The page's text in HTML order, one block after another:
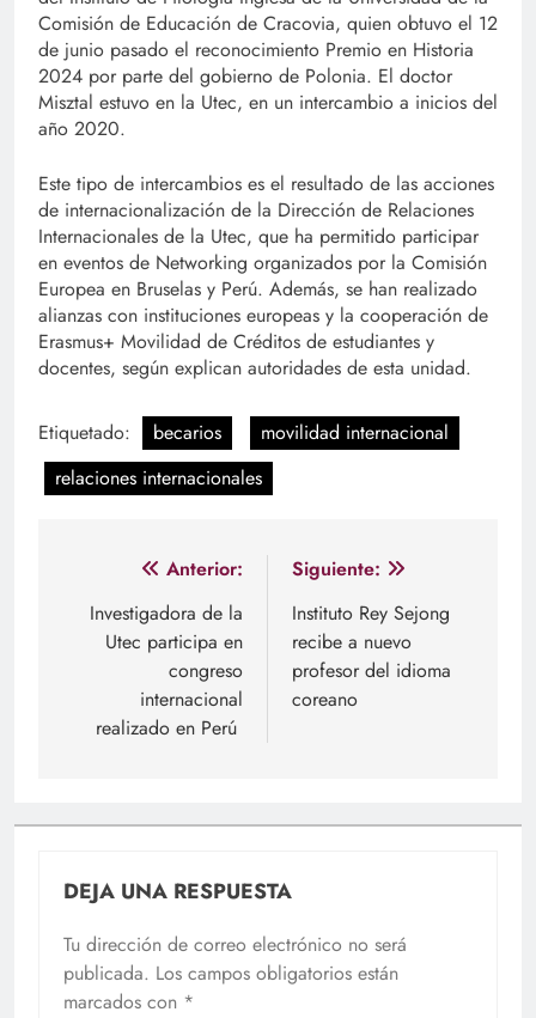
Comisión de Educación de Cracovia, quien obtuvo el 12
de junio pasado el reconocimiento Premio en Historia
2024 por parte del gobierno de Polonia. El doctor
Misztal estuvo en la Utec, en un intercambio a inicios del
año 2020.
Este tipo de intercambios es el resultado de las acciones
de internacionalización de la Dirección de Relaciones
Internacionales de la Utec, que ha permitido participar
en eventos de Networking organizados por la Comisión
Europea en Bruselas y Perú. Además, se han realizado
alianzas con instituciones europeas y la cooperación de
Erasmus+ Movilidad de Créditos de estudiantes y
docentes, según explican autoridades de esta unidad.
Etiquetado: becarios
movilidad internacional
relaciones internacionales
Navegación
de
entradas
Anterior:
Investigadora de la
Utec participa en
congreso
internacional
realizado en Perú
Siguiente:
Instituto Rey Sejong
recibe a nuevo
profesor del idioma
coreano
DEJA UNA RESPUESTA
Tu dirección de correo electrónico no será
publicada. Los campos obligatorios están
marcados con *